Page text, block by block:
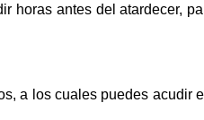
antes del atardecer,
a los cuales puedes